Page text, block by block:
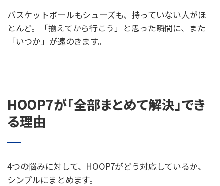
バスケットボールもシューズも、持っていない人がほ
とんど。「揃えてから行こう」と思った瞬間に、また
「いつか」が遠のきます。
HOOP7が「全部まとめて解決」でき
る理由
4つの悩みに対して、HOOP7がどう対応しているか、
シンプルにまとめます。